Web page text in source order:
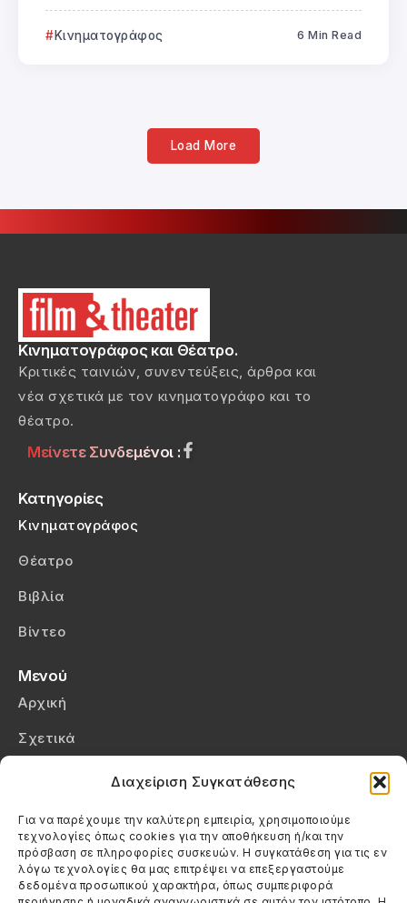
Διαχείριση Συγκατάθεσης
Για να παρέχουμε την καλύτερη εμπειρία, χρησιμοποιούμε
τεχνολογίες όπως cookies για την αποθήκευση ή/και την
πρόσβαση σε πληροφορίες συσκευών. Η συγκατάθεση για τις εν
λόγω τεχνολογίες θα μας επιτρέψει να επεξεργαστούμε
δεδομένα προσωπικού χαρακτήρα, όπως συμπεριφορά
Κινηματογράφος 6 Min Read
Load More
Κινηματογράφος και Θέατρο.
Κριτικές ταινιών, συνεντεύξεις, άρθρα και
νέα σχετικά με τον κινηματογράφο και το
θέατρο.
Μείνετε Συνδεμένοι :
Κατηγορίες
Κινηματογράφος
Θέατρο
Βιβλία
Βίντεο
Μενού
Αρχική
Σχετικά
Πολιτική Cookies (ΕΕ)
Στοιχεία Επικοινωνίας